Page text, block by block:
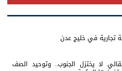
تجارية في خليج عدن
لا يختزل الجنوب.. وتوحيد الصف